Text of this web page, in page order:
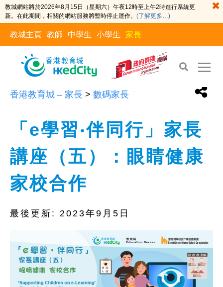
教城網站將於2026年8月15日（星期六）午夜12時至上午2時進行系統更
新。在此期間，相關的網站服務將暫時停止運作。 (了解更多…)
教城主頁 教師 中學生 小學生 家長
香港教育城 – 家長 > 數碼家長
「e學習‧伴同行」家長
講座（五）：眼睛健康
家校合作
最後更新: 2023年9月5日